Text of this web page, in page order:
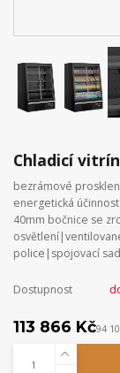
Chladicí
bezrámové
energetická
40mm bočnice se
police|spojovací
Dostupnost
113 866 Kč94